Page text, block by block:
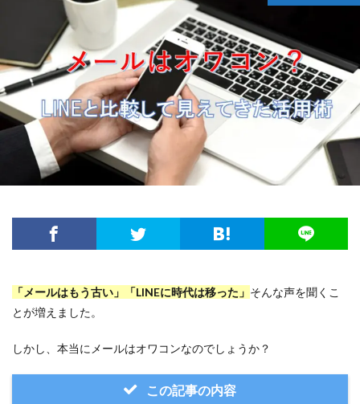
「メールはもう古い」「LINEに時代は移った」 そんな声を聞くこ
とが増えました。
しかし、本当にメールはオワコンなのでしょうか？
この記事の内容